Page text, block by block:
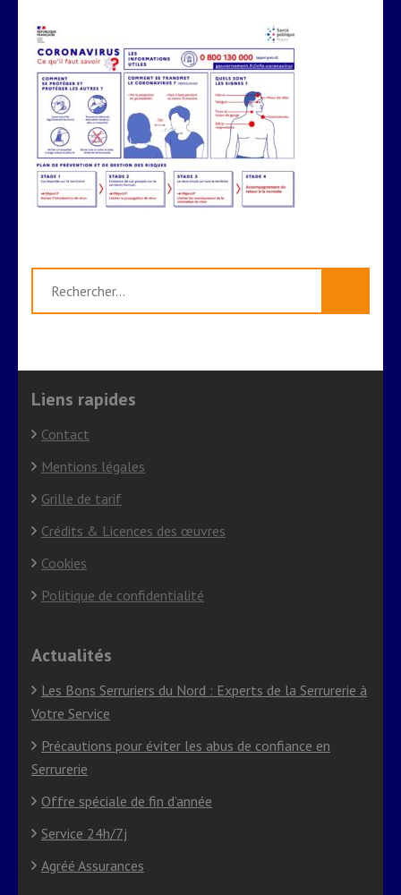
Liens rapides
Contact
Mentions légales
Grille de tarif
Crédits & Licences des œuvres
Cookies
Politique de confidentialité
Actualités
Les Bons Serruriers du Nord : Experts de la Serrurerie à
Votre Service
Précautions pour éviter les abus de confiance en
Serrurerie
Offre spéciale de fin d’année
Service 24h/7j
Agréé Assurances